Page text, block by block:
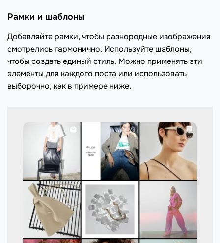
Рамки и шаблоны
Добавляйте рамки, чтобы разнородные изображения
смотрелись гармонично. Используйте шаблоны,
чтобы создать единый стиль. Можно применять эти
элементы для каждого поста или использовать
выборочно, как в примере ниже.